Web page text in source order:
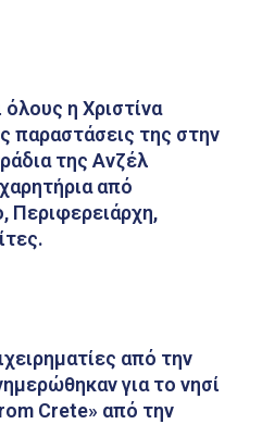
η Χριστίνα
παραστάσεις της στην
της Ανζέλ
από
Περιφερειάρχη,
από την
για το νησί
Crete» από την